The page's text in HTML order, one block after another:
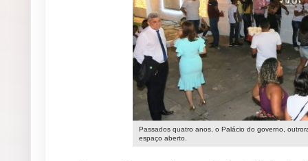
Passados quatro anos, o Palácio do governo,
espaço aberto.